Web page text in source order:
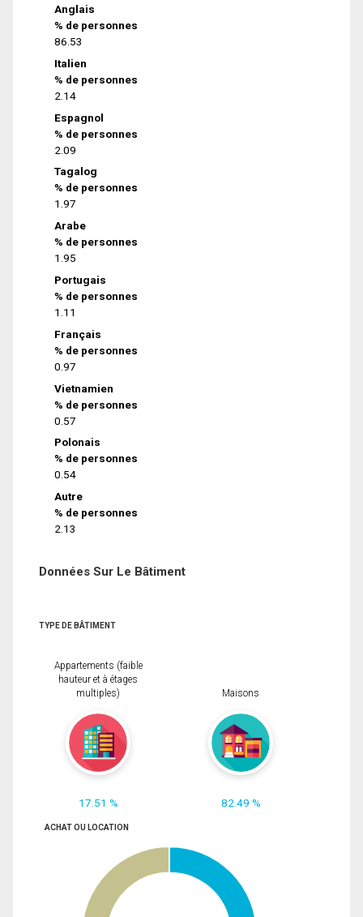
Anglais
% de personnes
86.53
Italien
% de personnes
2.14
Espagnol
% de personnes
2.09
Tagalog
% de personnes
1.97
Arabe
% de personnes
1.95
Portugais
% de personnes
1.11
Français
% de personnes
0.97
Vietnamien
% de personnes
0.57
Polonais
% de personnes
0.54
Autre
% de personnes
2.13
Données Sur Le Bâtiment
TYPE DE BÂTIMENT
Appartements (faible
hauteur et à étages
multiples)
17.51 %
Maisons
82.49 %
ACHAT OU LOCATION